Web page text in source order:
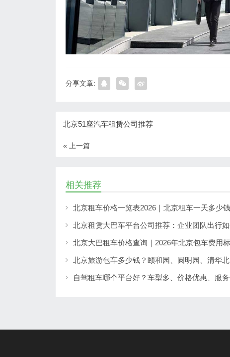
分享文章:
北京51座汽车租赁公司推荐
« 上一篇
相关推荐